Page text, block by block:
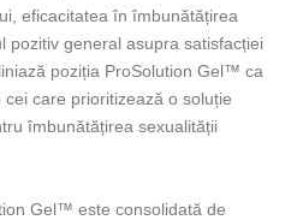
eficacitatea în îmbunătățirea
pozitiv general asupra satisfacției
poziția ProSolution Gel™ ca
care prioritizează o soluție
îmbunătățirea sexualității
Gel™ este consolidată de